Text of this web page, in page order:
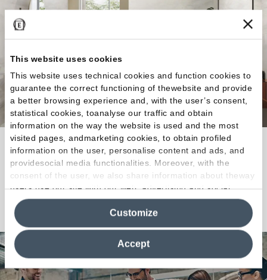
This website uses cookies
This website uses technical cookies and function cookies to
guarantee the correct functioning of thewebsite and provide
a better browsing experience and, with the user’s consent,
statistical cookies, toanalyse our traffic and obtain
information on the way the website is used and the most
visited pages, andmarketing cookies, to obtain profiled
information on the user, personalise content and ads, and
providesocial media functionalities. Moreover, with the
consent of the user, we also share information about theway
users use our site with our web, advertising and social
media analytics partners, who may combine itwith other
information in their possession. By closing this banner,
clicking on "Reject", it will be possible tocontinue browsing
the site after installing only technical cookies. For more
information see the
Cookie Policy
Accept
Customize
La collezione dalla straordinaria espressività
dedicata alla pietra nobile per eccellenza.
Scopri la Collezione